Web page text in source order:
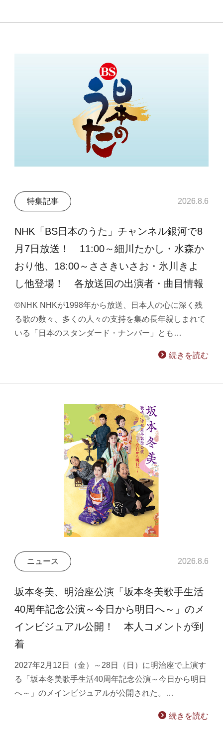
特集記事 2026.8.6
NHK「BS日本のうた」チャンネル銀河で8
月7日放送！ 11:00～細川たかし・水森か
おり他、18:00～ささきいさお・氷川きよ
し他登場！ 各放送回の出演者・曲目情報
©NHK NHKが1998年から放送、日本人の心に深く残
る歌の数々、多くの人々の支持を集め長年親しまれて
いる「日本のスタンダード・ナンバー」とも…
続きを読む
ニュース 2026.8.6
坂本冬美、明治座公演「坂本冬美歌手生活
40周年記念公演～今日から明日へ～」のメ
インビジュアル公開！ 本人コメントが到
着
2027年2月12日（金）～28日（日）に明治座で上演す
る「坂本冬美歌手生活40周年記念公演～今日から明日
へ～」のメインビジュアルが公開された。…
続きを読む